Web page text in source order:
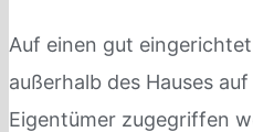
Auf einen gut
außerhalb des Hauses
Eigentümer zugegriffen